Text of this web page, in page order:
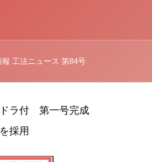
報 工法ニュース 第84号
ラ付 第一号完成
を採用